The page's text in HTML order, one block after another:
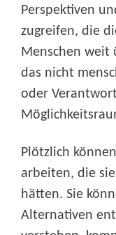
Perspektiven
zugreifen, die
Menschen weit
das nicht
oder
Plötzlich
arbeiten, die
hätten. Sie
Alternativen